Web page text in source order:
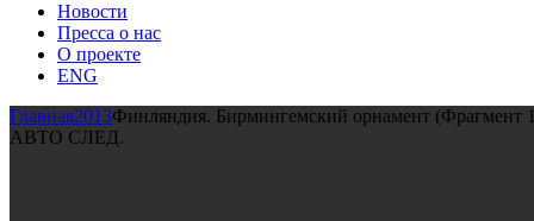
Новости
Пресса о нас
О проекте
ENG
Главная2013Финляндия. Бирмингемский орнамент (Фрагмент
АВТО СЛЕД.